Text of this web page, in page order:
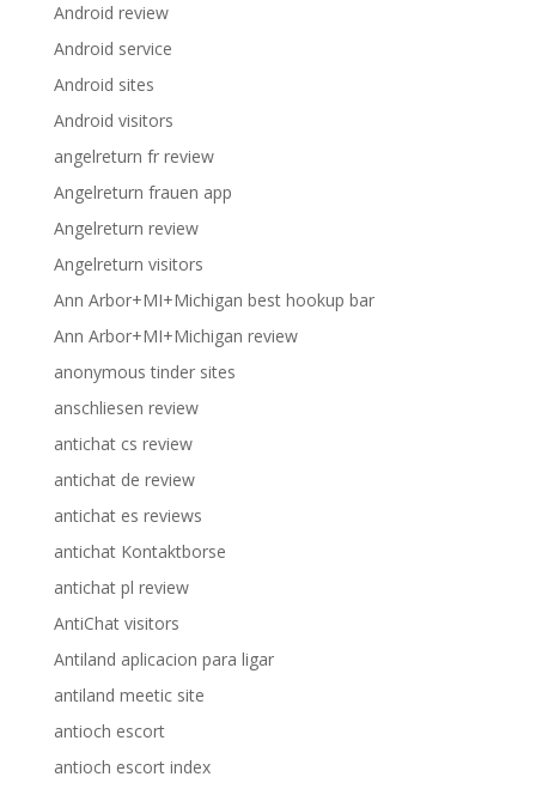
Android review
Android service
Android sites
Android visitors
angelreturn fr review
Angelreturn frauen app
Angelreturn review
Angelreturn visitors
Ann Arbor+MI+Michigan best hookup bar
Ann Arbor+MI+Michigan review
anonymous tinder sites
anschliesen review
antichat cs review
antichat de review
antichat es reviews
antichat Kontaktborse
antichat pl review
AntiChat visitors
Antiland aplicacion para ligar
antiland meetic site
antioch escort
antioch escort index